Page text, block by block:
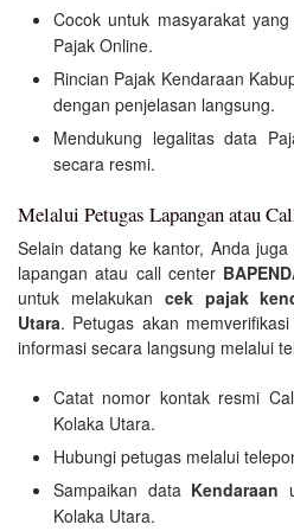
Cocok untuk masyarakat
Pajak Online.
Rincian Pajak Kendaraan
dengan penjelasan langsung.
Mendukung legalitas data
secara resmi.
Melalui Petugas Lapangan atau
Selain datang ke kantor, Anda
lapangan atau call center
untuk melakukan cek pajak
Utara. Petugas akan
informasi secara langsung melalui
Catat nomor kontak resmi
Kolaka Utara.
Hubungi petugas melalui
Sampaikan data Kendaraan
Kolaka Utara.